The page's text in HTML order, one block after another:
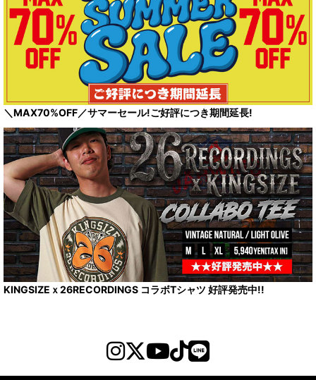
＼MAX70%OFF／サマーセール!ご好評につき期間延長!
KINGSIZEｘ26RECORDINGS コラボTシャツ 好評発売中!!